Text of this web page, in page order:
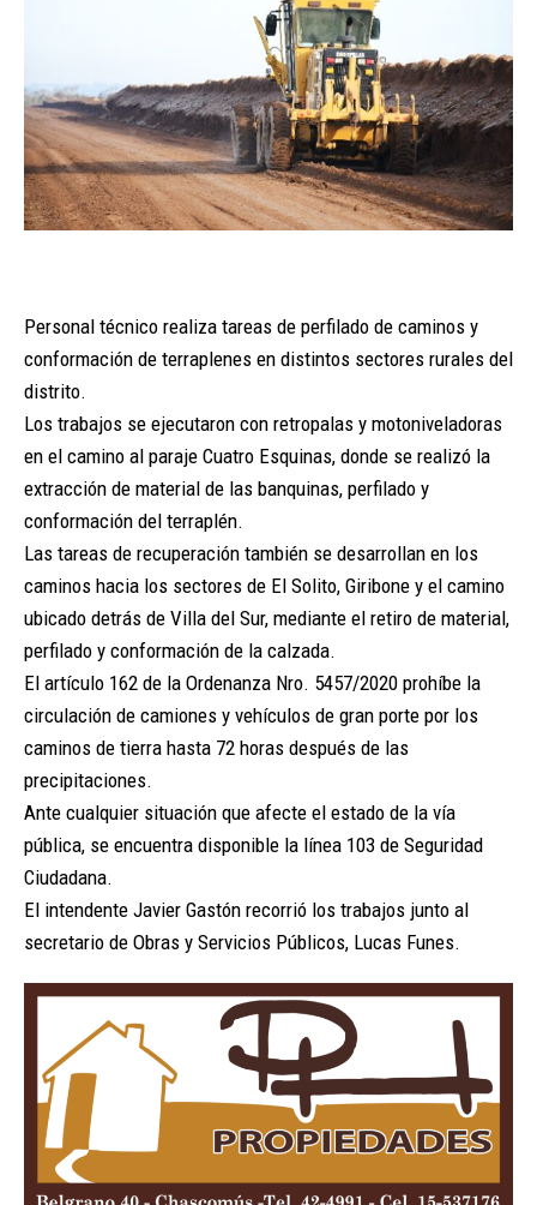
Personal técnico realiza tareas de perfilado de caminos y
conformación de terraplenes en distintos sectores rurales del
distrito.
Los trabajos se ejecutaron con retropalas y motoniveladoras
en el camino al paraje Cuatro Esquinas, donde se realizó la
extracción de material de las banquinas, perfilado y
conformación del terraplén.
Las tareas de recuperación también se desarrollan en los
caminos hacia los sectores de El Solito, Giribone y el camino
ubicado detrás de Villa del Sur, mediante el retiro de material,
perfilado y conformación de la calzada.
El artículo 162 de la Ordenanza Nro. 5457/2020 prohíbe la
circulación de camiones y vehículos de gran porte por los
caminos de tierra hasta 72 horas después de las
precipitaciones.
Ante cualquier situación que afecte el estado de la vía
pública, se encuentra disponible la línea 103 de Seguridad
Ciudadana.
El intendente Javier Gastón recorrió los trabajos junto al
secretario de Obras y Servicios Públicos, Lucas Funes.